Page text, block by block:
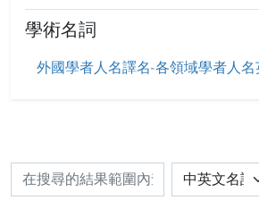
學術名詞
外國學者人名譯名-各領域學者人名